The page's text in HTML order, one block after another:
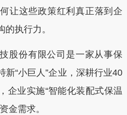
让这些政策红利真正落到企
执行力。
股份有限公司是一家从事保
新“小巨人”企业，深耕行业40
企业实施“智能化装配式保温
金需求。